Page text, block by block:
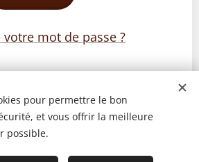
mot de passe ?
pour permettre le bon
et vous offrir la meilleure
possible.